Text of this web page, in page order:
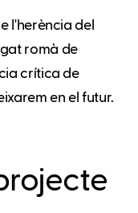
l'herència del
romà de
crítica de
en el futur.